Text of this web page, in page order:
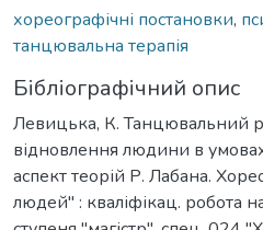
хореографічні постановки,
танцювальна терапія
Бібліографічний опис
Левицька, К. Танцювальний
відновлення людини в
аспект теорій Р. Лабана.
людей" : кваліфікац. робота